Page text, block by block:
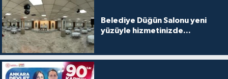
Belediye Düğün Salonu yeni
yüzüyle hizmetinizde...